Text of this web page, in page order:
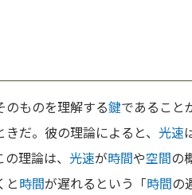
のものを理解する鍵であること
だ。彼の理論によると、 光速
理論は、 光速が時間や空間の
と時間が遅れるという「時間の